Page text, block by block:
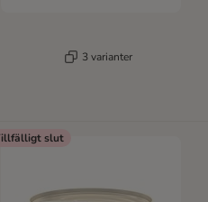
3 varianter
slut